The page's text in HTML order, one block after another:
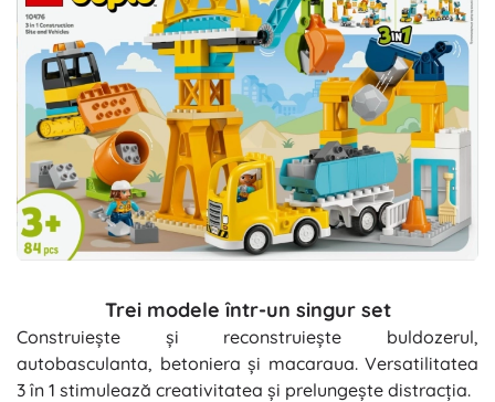
Trei modele într-un singur set
Construiește și reconstruiește buldozerul,
autobasculanta, betoniera și macaraua. Versatilitatea
3 în 1 stimulează creativitatea și prelungește distracția.